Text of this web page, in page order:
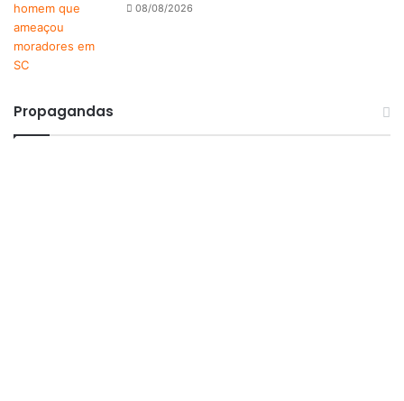
08/08/2026
Propagandas